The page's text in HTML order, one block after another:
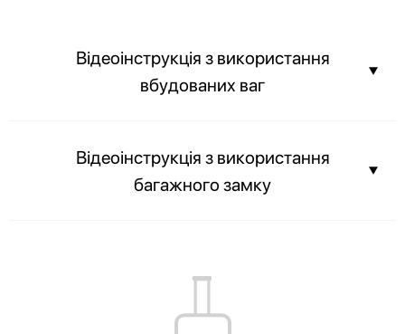
Відеоінструкція з використання
вбудованих ваг
не переплачувати за вагу вашого багажу.
Відеоінструкція з використання
багажного замку